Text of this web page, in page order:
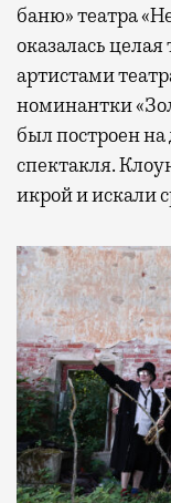
баню» театра
оказалась целая
артистами
номинантки
был построен
спектакля.
икрой и искали